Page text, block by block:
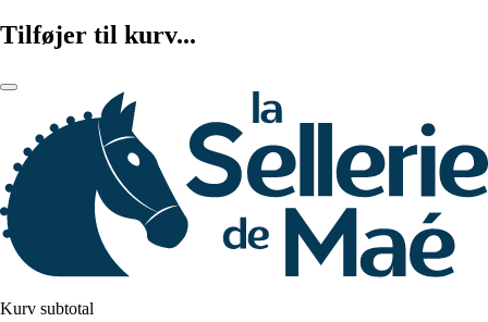
Tilføjer til kurv...
Kurv subtotal